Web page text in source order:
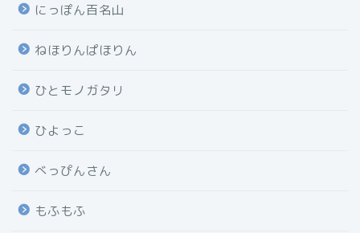
にっぽん百名山
ねほりんぱほりん
ひとモノガタリ
ひよっこ
べっぴんさん
もふもふ